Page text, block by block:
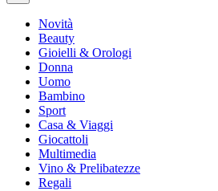
Novità
Beauty
Gioielli & Orologi
Donna
Uomo
Bambino
Sport
Casa & Viaggi
Giocattoli
Multimedia
Vino & Prelibatezze
Regali